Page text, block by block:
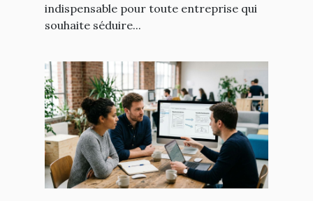
indispensable pour toute entreprise qui
souhaite séduire...